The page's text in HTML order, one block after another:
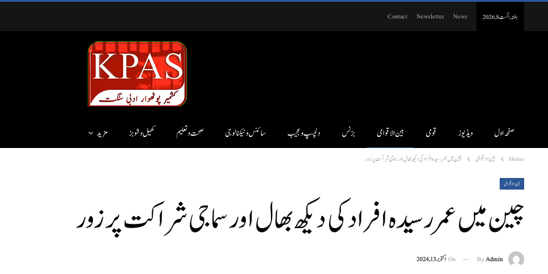
ہفتہ, اگست 8, 2026 News
Newsletter
Contact
صفحہ اول ویڈیوز قومی بین الاقوامی بزنس دلچسپ و عجیب سائنس وٹیکنالوجی صحت و تعلیم کھیل و شوبز مزید
Home بین الاقوامی چین میں عمررسیدہ افراد کی دیکھ بھال اور سماجی شراکت پر زور
بین الاقوامی
چین میں عمررسیدہ افراد کی دیکھ بھال اور سماجی شراکت پر زور
ByAdmin
On اکتوبر 13, 2024